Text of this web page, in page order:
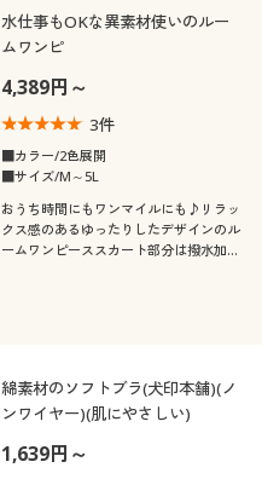
水仕事もOKな異素材使いのルー
ムワンピ
4,389円～
3件
■カラー/2色展開
■サイズ/M～5L
おうち時間にもワンマイルにも♪リラッ
クス感のあるゆったりしたデザインのル
ームワンピーススカート部分は撥水加工
綿素材のソフトブラ(犬印本舗)(ノ
ンワイヤー)(肌にやさしい)
1,639円～